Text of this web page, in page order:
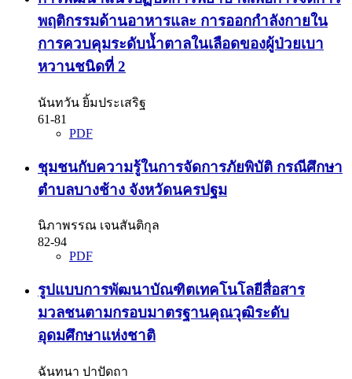
พฤติกรรมด้านอาหารและ การออกกำลังกายใน
การควบคุมระดับน้ำตาลในเลือดของผู้ป่วยเบา
หวานชนิดที่ 2
นันทวัน ยิ้มประเสริฐ
61-81
PDF
ชุมชนกับความรู้ในการจัดการภัยพิบัติ กรณีศึกษา
ตำบลบางช้าง จังหวัดนครปฐม
นิภาพรรณ เจนสันติกุล
82-94
PDF
รูปแบบการพัฒนาบัณฑิตเทคโนโลยีสื่อสาร
มวลชนตามกรอบมาตรฐานคุณวุฒิระดับ
อุดมศึกษาแห่งชาติ
ฉันทนา ปาปัดถา